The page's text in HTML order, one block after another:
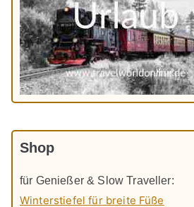
Shop
für Genießer & Slow Traveller:
Winterstiefel für breite Füße